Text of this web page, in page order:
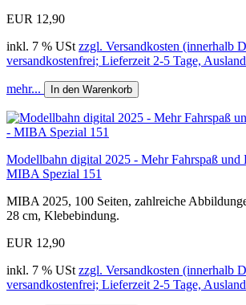
EUR 12,90
inkl. 7 % USt zzgl. Versandkosten (innerhalb
versandkostenfrei; Lieferzeit 2-5 Tage,
mehr... In den Warenkorb
Modellbahn digital 2025 - Mehr Fahrspaß und
MIBA Spezial 151
MIBA 2025, 100 Seiten, zahlreiche
28 cm, Klebebindung.
EUR 12,90
inkl. 7 % USt zzgl. Versandkosten (innerhalb
versandkostenfrei; Lieferzeit 2-5 Tage,